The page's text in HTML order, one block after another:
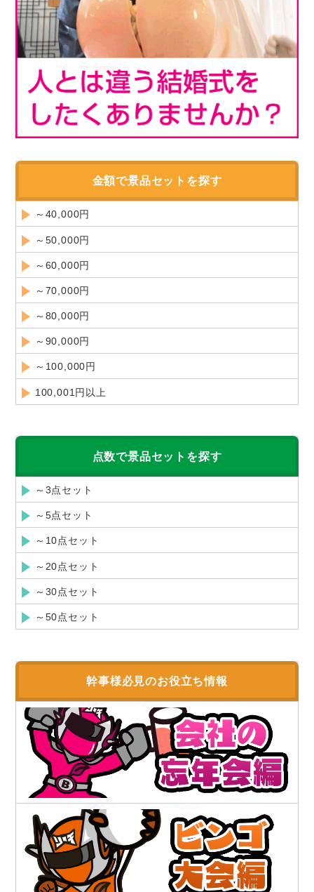
金額で景品セットを探す
～40,000円
～50,000円
～60,000円
～70,000円
～80,000円
～90,000円
～100,000円
100,001円以上
点数で景品セットを探す
～3点セット
～5点セット
～10点セット
～20点セット
～30点セット
～50点セット
幹事様必見のお役立ち情報